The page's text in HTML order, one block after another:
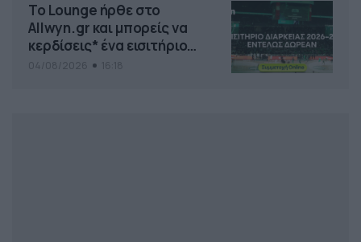
Το Lounge ήρθε στο
Allwyn.gr και μπορείς να
κερδίσεις* ένα εισιτήριο
διαρκείας του